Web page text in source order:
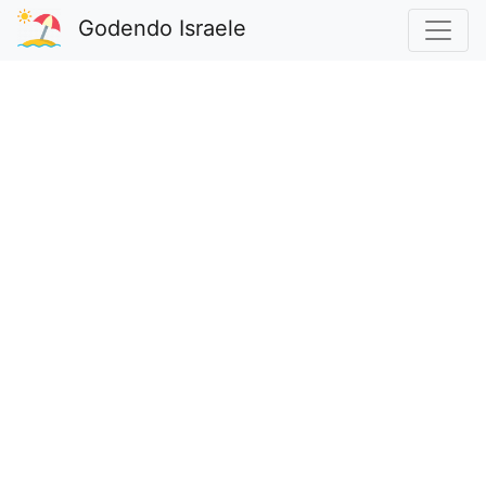
Godendo Israele